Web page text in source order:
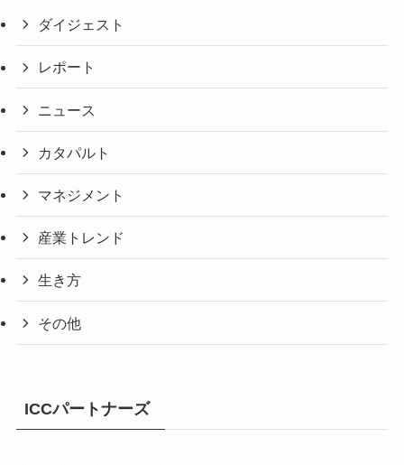
ダイジェスト
レポート
ニュース
カタパルト
マネジメント
産業トレンド
生き方
その他
ICCパートナーズ